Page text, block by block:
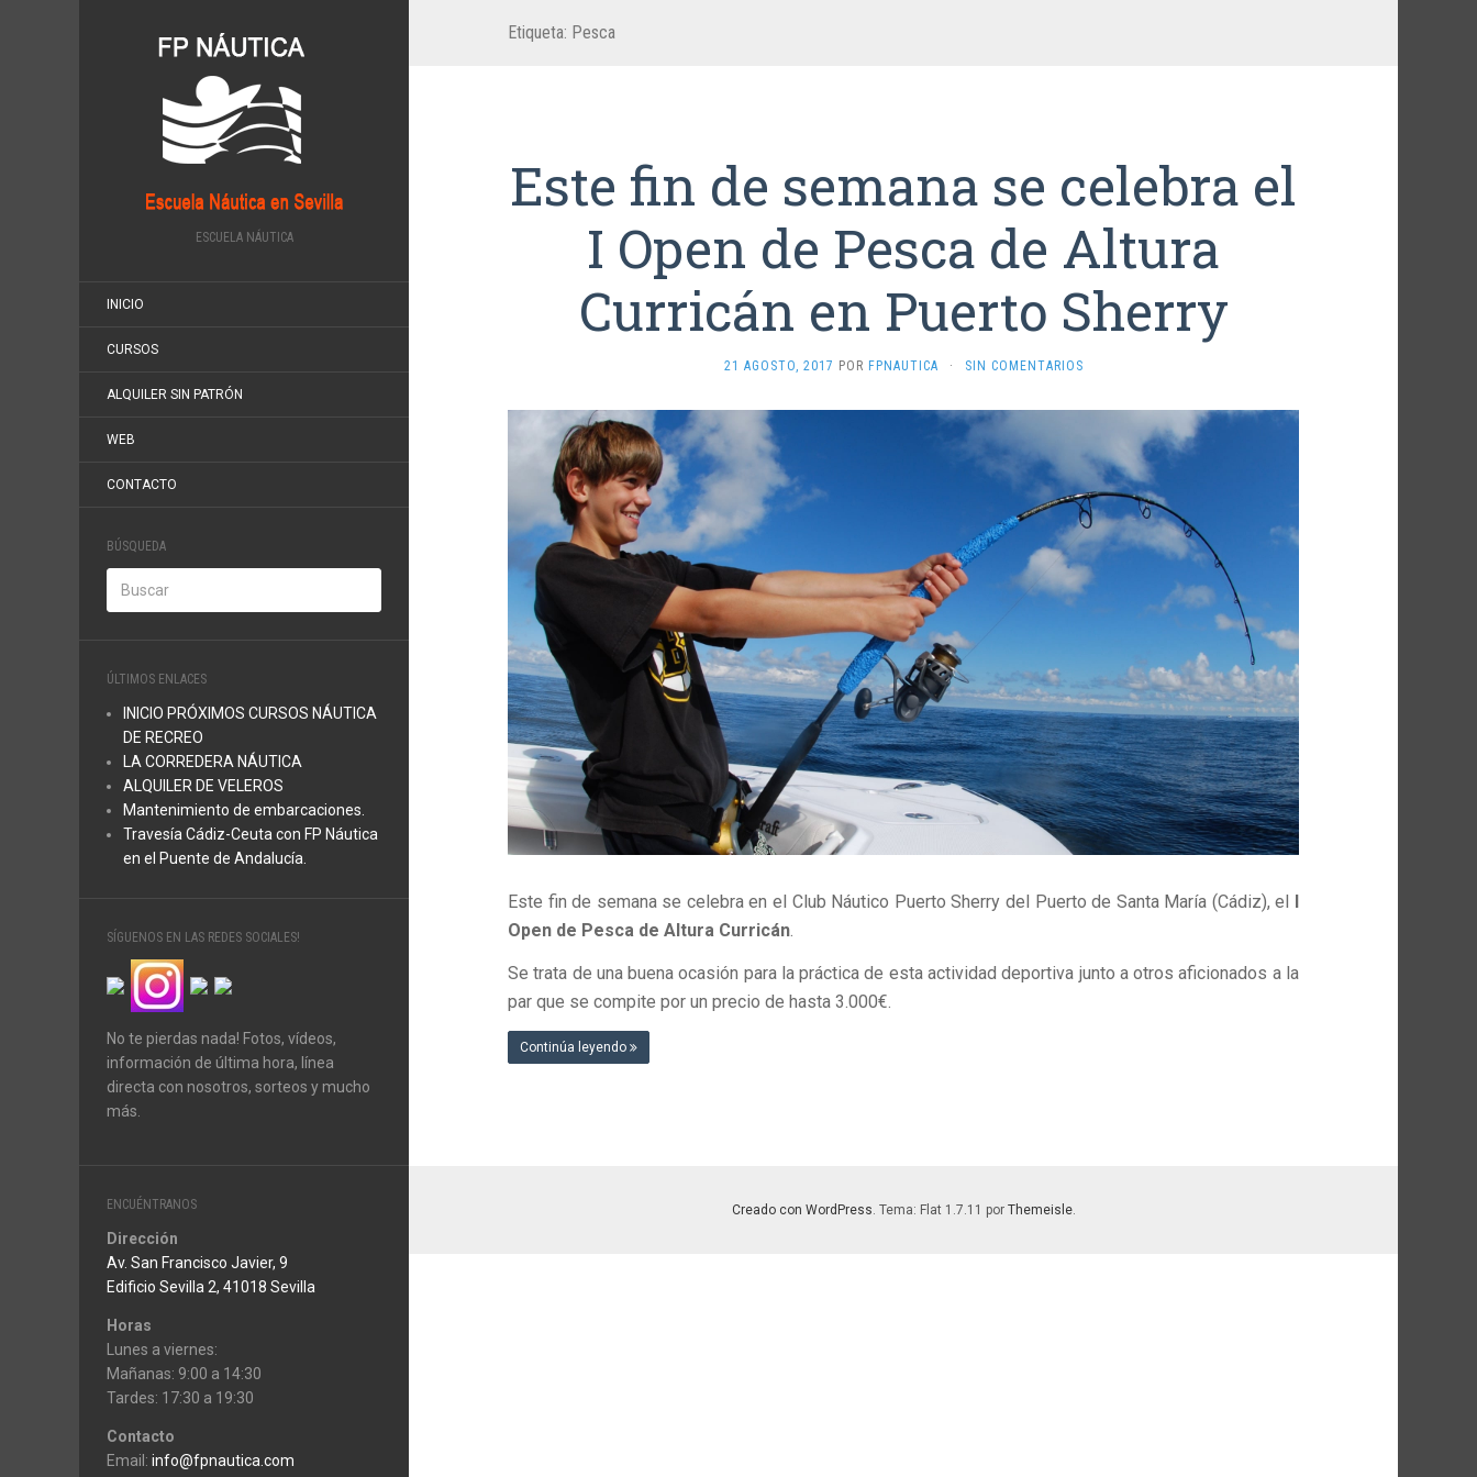
ESCUELA NÁUTICA
INICIO
CURSOS
ALQUILER SIN PATRÓN
WEB
CONTACTO
BÚSQUEDA
ÚLTIMOS ENLACES
INICIO PRÓXIMOS CURSOS NÁUTICA
DE RECREO
LA CORREDERA NÁUTICA
ALQUILER DE VELEROS
Mantenimiento de embarcaciones.
Travesía Cádiz-Ceuta con FP Náutica
en el Puente de Andalucía.
SÍGUENOS EN LAS REDES SOCIALES!
No te pierdas nada! Fotos, vídeos,
información de última hora, línea
directa con nosotros, sorteos y mucho
más.
ENCUÉNTRANOS
Dirección
Av. San Francisco Javier, 9
Edificio Sevilla 2, 41018 Sevilla
Horas
Lunes a viernes:
Mañanas: 9:00 a 14:30
Tardes: 17:30 a 19:30
Contacto
Email: info@fpnautica.com
Etiqueta: Pesca
Este fin de semana se celebra el
I Open de Pesca de Altura
Curricán en Puerto Sherry
21 AGOSTO, 2017 POR FPNAUTICA · SIN COMENTARIOS
Este fin de semana se celebra en el Club Náutico Puerto Sherry del Puerto de Santa María (Cádiz), el I
Open de Pesca de Altura Curricán.
Se trata de una buena ocasión para la práctica de esta actividad deportiva junto a otros aficionados a la
par que se compite por un precio de hasta 3.000€.
Continúa leyendo
Creado con WordPress. Tema: Flat 1.7.11 por Themeisle.